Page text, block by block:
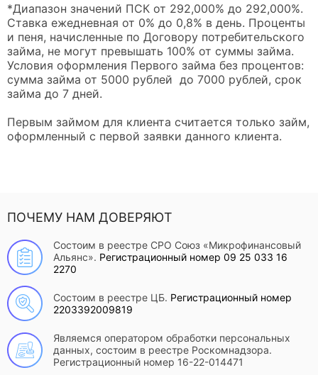
*Диапазон значений ПСК от 292,000% до 292,000%.
Ставка ежедневная от 0% до 0,8% в день. Проценты
и пеня, начисленные по Договору потребительского
займа, не могут превышать 100% от суммы займа.
Условия оформления Первого займа без процентов:
сумма займа от 5000 рублей до 7000 рублей, срок
займа до 7 дней.
Первым займом для клиента считается только займ,
оформленный с первой заявки данного клиента.
ПОЧЕМУ НАМ ДОВЕРЯЮТ
Состоим в реестре СРО Союз «Микрофинансовый
Альянс». Регистрационный номер 09 25 033 16
2270
Состоим в реестре ЦБ. Регистрационный номер
2203392009819
Являемся оператором обработки персональных
данных, состоим в реестре Роскомнадзора.
Регистрационный номер 16-22-014471